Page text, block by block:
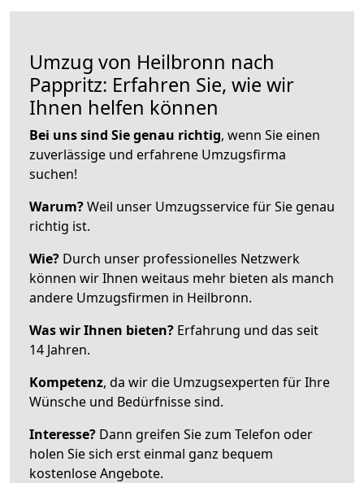
Umzug von Heilbronn nach
Pappritz: Erfahren Sie, wie wir
Ihnen helfen können
Bei uns sind Sie genau richtig, wenn Sie einen
zuverlässige und erfahrene Umzugsfirma
suchen!
Warum?Weil unser Umzugsservice für Sie genau
richtig ist.
Wie? Durch unser professionelles Netzwerk
können wir Ihnen weitaus mehr bieten als manch
andere Umzugsfirmen in Heilbronn.
Was wir Ihnen bieten? Erfahrung und das seit
14 Jahren.
Kompetenz, da wir die Umzugsexperten für Ihre
Wünsche und Bedürfnisse sind.
Interesse? Dann greifen Sie zum Telefon oder
holen Sie sich erst einmal ganz bequem
kostenlose Angebote.